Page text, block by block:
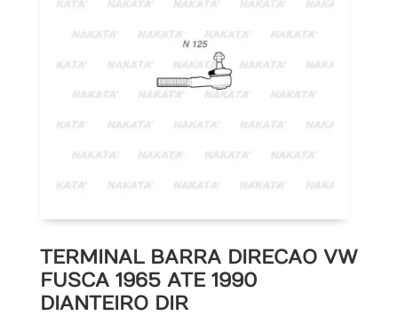
TERMINAL BARRA DIRECAO VW
FUSCA 1965 ATE 1990
DIANTEIRO DIR